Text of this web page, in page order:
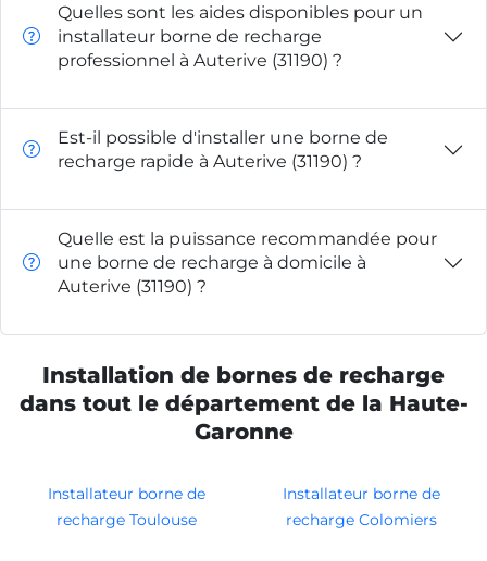
Quelles sont les aides disponibles pour un
installateur borne de recharge
professionnel à Auterive (31190) ?
Est-il possible d'installer une borne de
recharge rapide à Auterive (31190) ?
Quelle est la puissance recommandée pour
une borne de recharge à domicile à
Auterive (31190) ?
Installation de bornes de recharge
dans tout le département de la Haute-
Garonne
Installateur borne de
recharge Toulouse
Installateur borne de
recharge Colomiers